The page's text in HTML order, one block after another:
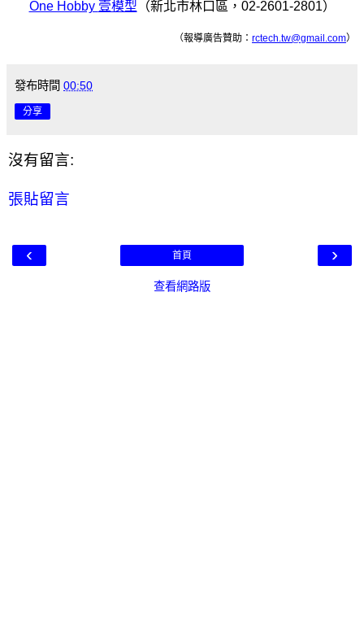
One Hobby 壹模型 （新北市林口區， 02-2601-2801）
（報導廣告贊助： rctech.tw@gmail.com）
發布時間 00:50
分享
沒有留言:
張貼留言
‹ ›
首頁
查看網路版